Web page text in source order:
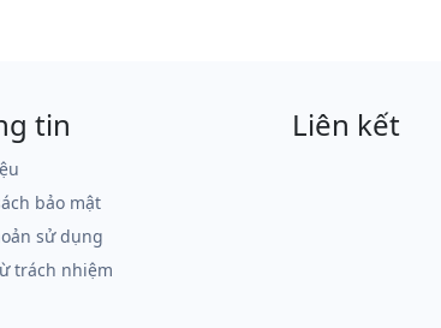
tin
bảo mật
sử dụng
trách nhiệm
Liên kết